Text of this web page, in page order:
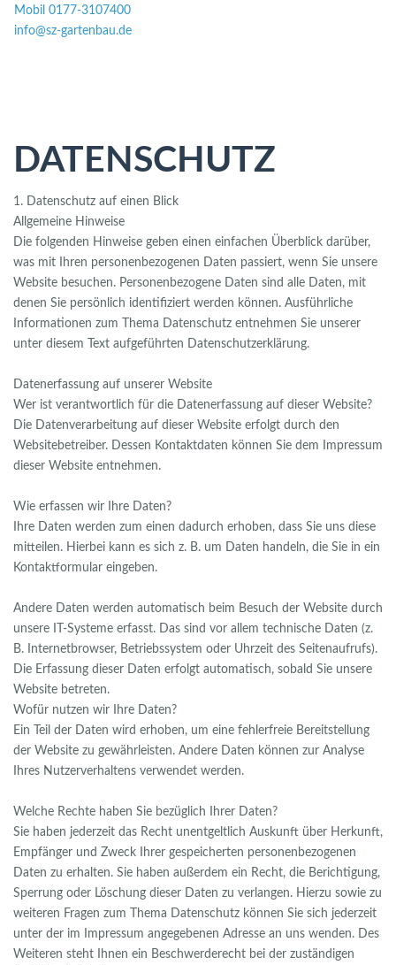
Mobil 0177-3107400
info@sz-gartenbau.de
DATENSCHUTZ
1. Datenschutz auf einen Blick
Allgemeine Hinweise
Die folgenden Hinweise geben einen einfachen Überblick darüber,
was mit Ihren personenbezogenen Daten passiert, wenn Sie unsere
Website besuchen. Personenbezogene Daten sind alle Daten, mit
denen Sie persönlich identifiziert werden können. Ausführliche
Informationen zum Thema Datenschutz entnehmen Sie unserer
unter diesem Text aufgeführten Datenschutzerklärung.
Datenerfassung auf unserer Website
Wer ist verantwortlich für die Datenerfassung auf dieser Website?
Die Datenverarbeitung auf dieser Website erfolgt durch den
Websitebetreiber. Dessen Kontaktdaten können Sie dem Impressum
dieser Website entnehmen.
Wie erfassen wir Ihre Daten?
Ihre Daten werden zum einen dadurch erhoben, dass Sie uns diese
mitteilen. Hierbei kann es sich z. B. um Daten handeln, die Sie in ein
Kontaktformular eingeben.
Andere Daten werden automatisch beim Besuch der Website durch
unsere IT-Systeme erfasst. Das sind vor allem technische Daten (z.
B. Internetbrowser, Betriebssystem oder Uhrzeit des Seitenaufrufs).
Die Erfassung dieser Daten erfolgt automatisch, sobald Sie unsere
Website betreten.
Wofür nutzen wir Ihre Daten?
Ein Teil der Daten wird erhoben, um eine fehlerfreie Bereitstellung
der Website zu gewährleisten. Andere Daten können zur Analyse
Ihres Nutzerverhaltens verwendet werden.
Welche Rechte haben Sie bezüglich Ihrer Daten?
Sie haben jederzeit das Recht unentgeltlich Auskunft über Herkunft,
Empfänger und Zweck Ihrer gespeicherten personenbezogenen
Daten zu erhalten. Sie haben außerdem ein Recht, die Berichtigung,
Sperrung oder Löschung dieser Daten zu verlangen. Hierzu sowie zu
weiteren Fragen zum Thema Datenschutz können Sie sich jederzeit
unter der im Impressum angegebenen Adresse an uns wenden. Des
Weiteren steht Ihnen ein Beschwerderecht bei der zuständigen